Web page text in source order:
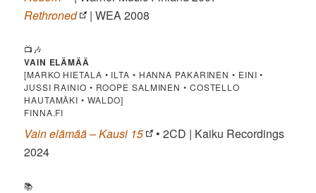
Rethroned
| WEA 2008
📺🎶
VAIN ELÄMÄÄ
[MARKO HIETALA • ILTA • HANNA PAKARINEN • EINI •
JUSSI RAINIO • ROOPE SALMINEN • COSTELLO
HAUTAMÄKI • WALDO]
FINNA.FI
Vain elämää – Kausi 15
• 2CD | Kaiku Recordings
2024
📚